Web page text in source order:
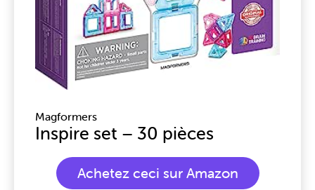
Magformers
Inspire set – 30 pièces
Achetez ceci sur Amazon